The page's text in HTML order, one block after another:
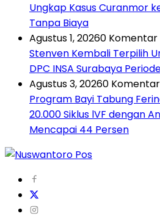
Ungkap Kasus Curanmor
Tanpa Biaya
Agustus 1, 20260 Komentar
Stenven Kembali Terpilih
DPC INSA Surabaya
Agustus 3, 20260 Komentar
Program Bayi Tabung
20.000 Siklus lVF dengan
Mencapai 44 Persen